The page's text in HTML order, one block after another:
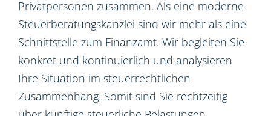
Privatpersonen zusammen. Als eine moderne
Steuerberatungskanzlei sind wir mehr als eine
Schnittstelle zum Finanzamt. Wir begleiten Sie
konkret und kontinuierlich und analysieren
Ihre Situation im steuerrechtlichen
Zusammenhang. Somit sind Sie rechtzeitig